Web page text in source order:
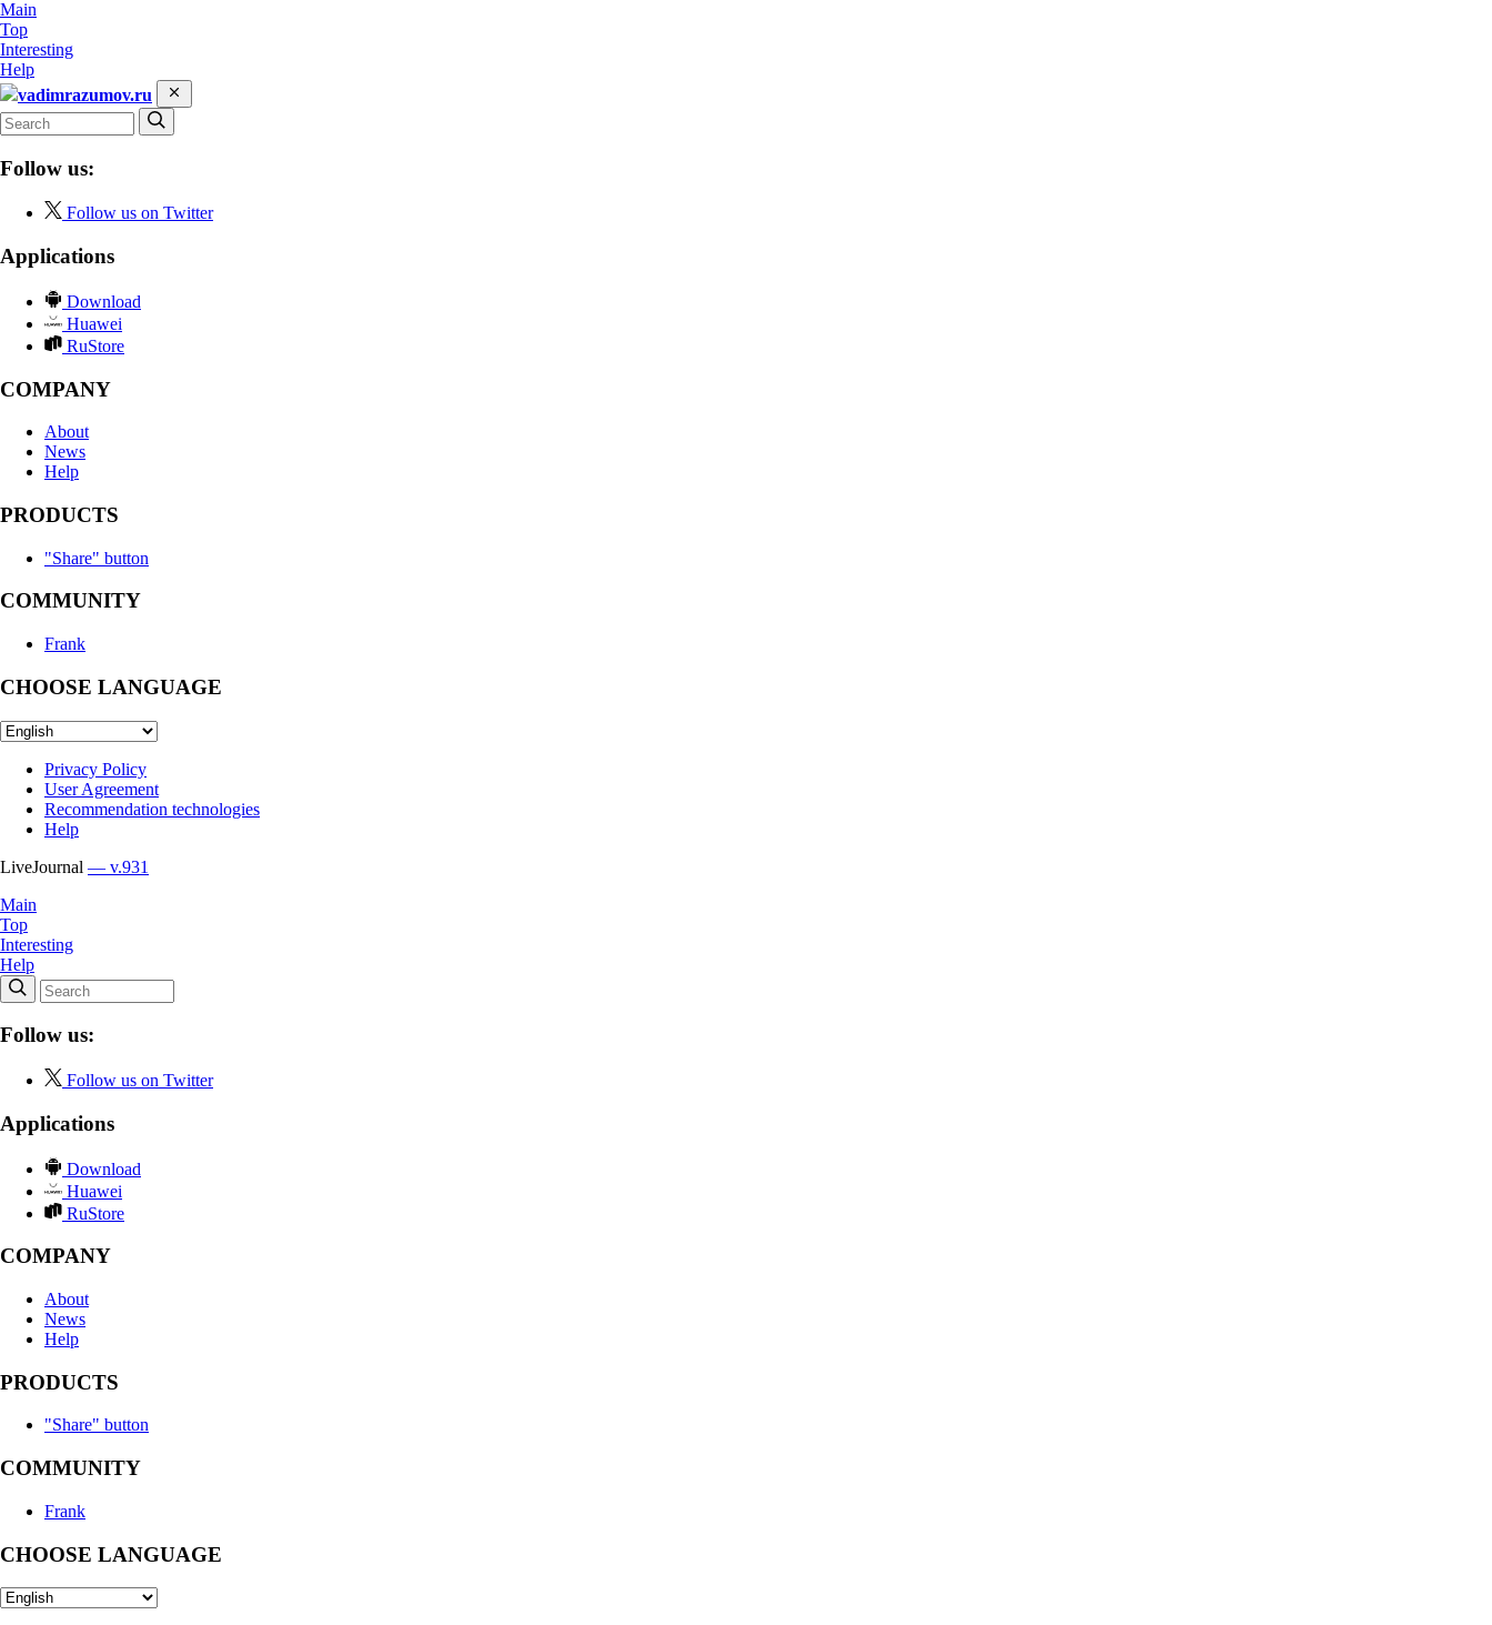
Main
Top
Interesting
Help
vadimrazumov.ru
Follow us:
Follow us on Twitter
Applications
Download
Huawei
RuStore
COMPANY
About
News
Help
PRODUCTS
"Share" button
COMMUNITY
Frank
CHOOSE LANGUAGE
Privacy Policy
User Agreement
Recommendation technologies
Help
LiveJournal — v.931
Main
Top
Interesting
Help
Follow us:
Follow us on Twitter
Applications
Download
Huawei
RuStore
COMPANY
About
News
Help
PRODUCTS
"Share" button
COMMUNITY
Frank
CHOOSE LANGUAGE